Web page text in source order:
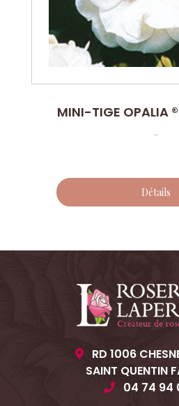
MINI-TIGE OPALIA
...
Détails
RD 1006
SAINT QUENTIN
04 74 94